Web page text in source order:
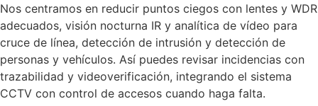
Nos centramos en reducir puntos ciegos con lentes y WDR
adecuados, visión nocturna IR y analítica de vídeo para
cruce de línea, detección de intrusión y detección de
personas y vehículos. Así puedes revisar incidencias con
trazabilidad y videoverificación, integrando el sistema
CCTV con control de accesos cuando haga falta.